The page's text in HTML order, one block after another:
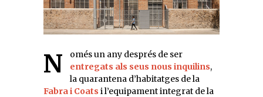
Només un any després de ser
entregats als seus nous inquilins,
la quarantena d’habitatges de la
Fabra i Coats i l’equipament integrat de la